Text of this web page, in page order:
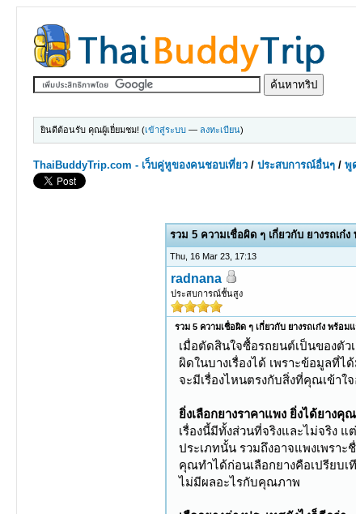
ยินดีต้อนรับ คุณผู้เยี่ยมชม! (เข้าสู่ระบบ — ลงทะเบียน)
ThaiBuddyTrip.com - เว็บคู่หูของคนชอบเที่ยว /ประสบการณ์อื่นๆ /พู
รวม 5 ความเชื่อผิด ๆ เกี่ยวกับ ยางรถเก๋
Thu, 16 Mar 23, 17:13
radnana
ประสบการณ์ชั้นสูง
รวม 5 ความเชื่อผิด ๆ เกี่ยวกับ ยางรถเก๋ง พร้อม
เมื่อตัดสินใจซื้อรถยนต์เป็นของตั
ผิดในบางเรื่องได้ เพราะข้อมูลที่ไ
จะมีเรื่องไหนตรงกับสิ่งที่คุณเข้าใ
ยิ่งเลือกยางราคาแพง ยิ่งได้ยางคุ
เรื่องนี้มีทั้งส่วนที่จริงและไม่จริง
ประเภทนั้น รวมถึงอาจแพงเพราะ
คุณทำได้ก่อนเลือกยางคือเปรียบ
ไม่มีผลอะไรกับคุณภาพ